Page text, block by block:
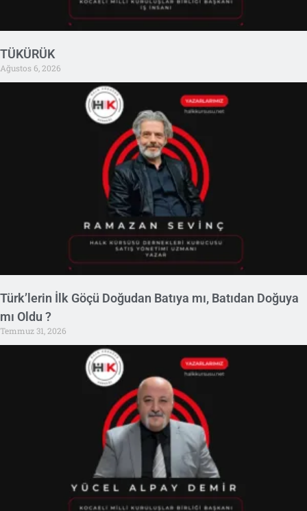
TÜKÜRÜK
Ağustos 6, 2026
Türk’lerin İlk Göçü Doğudan Batıya mı, Batıdan Doğuya
mı Oldu ?
Temmuz 31, 2026